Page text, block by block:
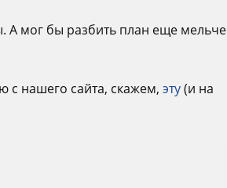
А мог бы разбить план еще мельче
с нашего сайта, скажем, эту(и на